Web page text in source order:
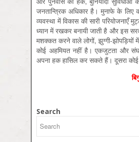
जनतान्त्रिक अधिकार है। मुनाफे के लिए
व्यवस्था में विकास की सारी परियोजनाएँ
ध्‍यान में रखकर बनायी जाती है और इस
मशक्कत करने वाले लोगों, झुग्गी-झोपड़ियों
कोई अहमियत नहीं है। एकजुटता और
अपना हक हासिल कर सकते हैं। दूसरा कोई
Search